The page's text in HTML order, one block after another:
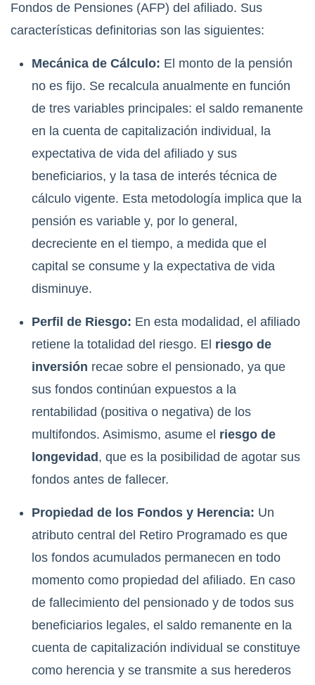
Fondos de Pensiones (AFP) del afiliado. Sus
características definitorias son las siguientes:
Mecánica de Cálculo: El monto de la pensión
no es fijo. Se recalcula anualmente en función
de tres variables principales: el saldo remanente
en la cuenta de capitalización individual, la
expectativa de vida del afiliado y sus
beneficiarios, y la tasa de interés técnica de
cálculo vigente. Esta metodología implica que la
pensión es variable y, por lo general,
decreciente en el tiempo, a medida que el
capital se consume y la expectativa de vida
disminuye.
Perfil de Riesgo: En esta modalidad, el afiliado
retiene la totalidad del riesgo. El riesgo de
inversión recae sobre el pensionado, ya que
sus fondos continúan expuestos a la
rentabilidad (positiva o negativa) de los
multifondos. Asimismo, asume el riesgo de
longevidad , que es la posibilidad de agotar sus
fondos antes de fallecer.
Propiedad de los Fondos y Herencia: Un
atributo central del Retiro Programado es que
los fondos acumulados permanecen en todo
momento como propiedad del afiliado. En caso
de fallecimiento del pensionado y de todos sus
beneficiarios legales, el saldo remanente en la
cuenta de capitalización individual se constituye
como herencia y se transmite a sus herederos